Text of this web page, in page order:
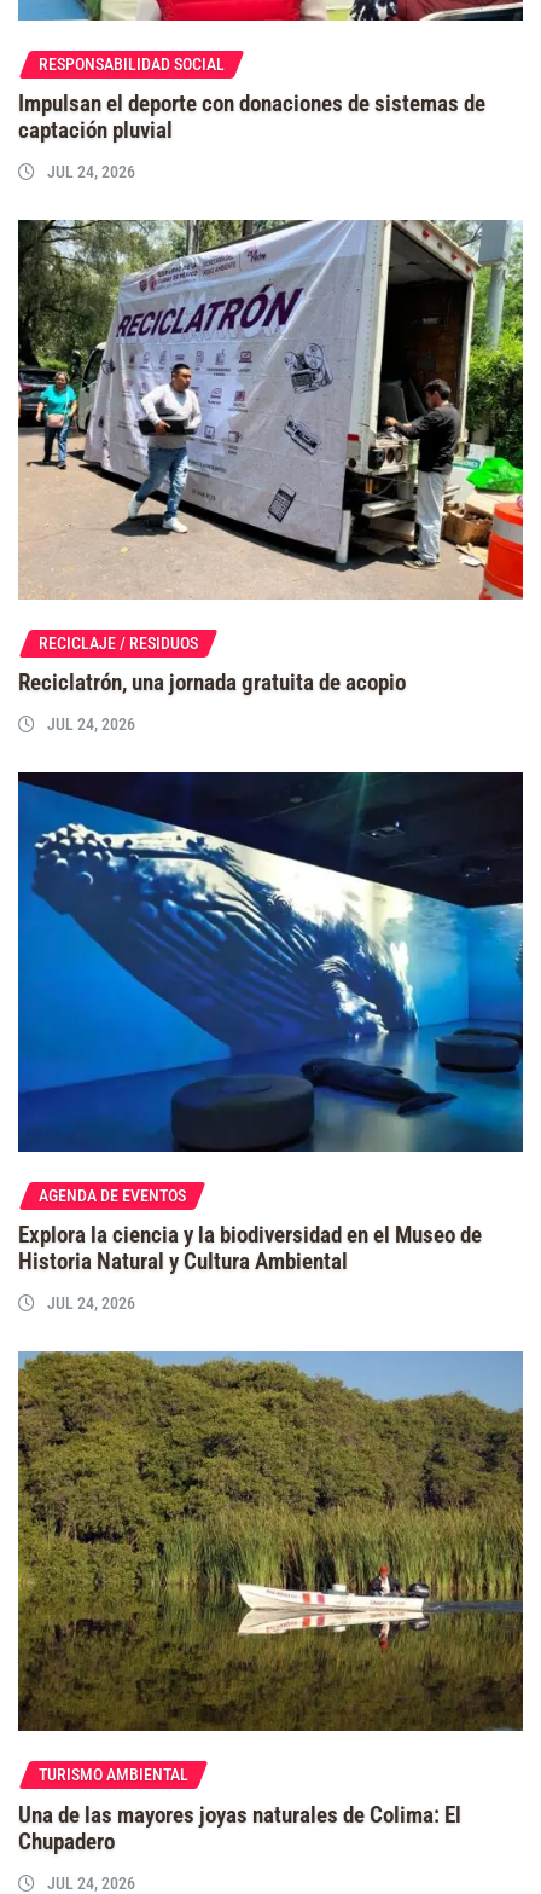
RESPONSABILIDAD SOCIAL
Impulsan el deporte con donaciones de sistemas de
captación pluvial
JUL 24, 2026
RECICLAJE / RESIDUOS
Reciclatrón, una jornada gratuita de acopio
JUL 24, 2026
AGENDA DE EVENTOS
Explora la ciencia y la biodiversidad en el Museo de
Historia Natural y Cultura Ambiental
JUL 24, 2026
TURISMO AMBIENTAL
Una de las mayores joyas naturales de Colima: El
Chupadero
JUL 24, 2026